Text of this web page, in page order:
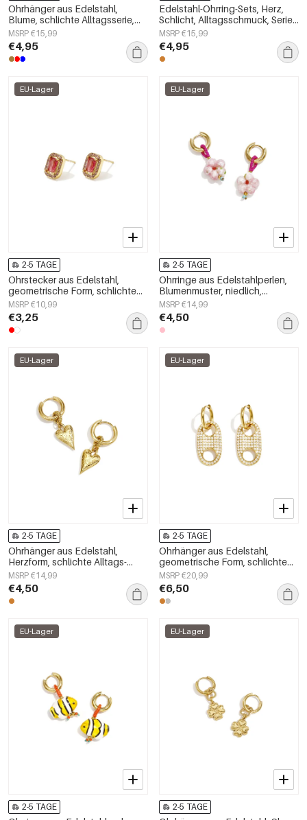
Ohrhänger aus Edelstahl,
Blume, schlichte Alltagsserie,
Damenschmuck
MSRP €15,99
€4,95
Edelstahl-Ohrring-Sets, Herz,
Schlicht, Alltagsschmuck, Serie,
Damenschmuck
MSRP €15,99
€4,95
EU-Lager
2-5 TAGE
Ohrstecker aus Edelstahl,
geometrische Form, schlichte
Alltags-Serie, Damenschmuck
MSRP €10,99
€3,25
EU-Lager
2-5 TAGE
Ohrringe aus Edelstahlperlen,
Blumenmuster, niedlich,
schlicht, Damenschmuck
MSRP €14,99
€4,50
EU-Lager
2-5 TAGE
Ohrhänger aus Edelstahl,
Herzform, schlichte Alltags-
Serie, Damenschmuck
MSRP €14,99
€4,50
EU-Lager
2-5 TAGE
Ohrhänger aus Edelstahl,
geometrische Form, schlichte
Alltags-Serie, Damenschmuck
MSRP €20,99
€6,50
EU-Lager
2-5 TAGE
EU-Lager
2-5 TAGE